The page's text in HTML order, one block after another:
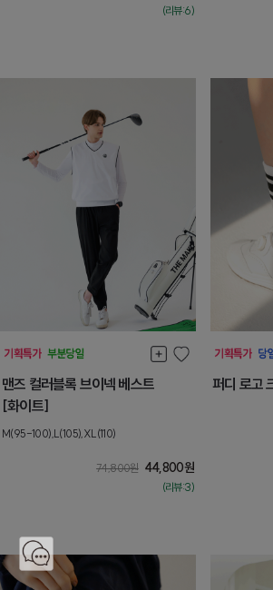
(리뷰:6)
맨즈 컬러블록 브이넥 베스트
[화이트]
M(95-100),L(105),XL(110)
74,800원 44,800원
(리뷰:3)
퍼디 로고